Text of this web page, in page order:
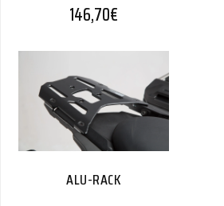
146,70€
ALU-RACK